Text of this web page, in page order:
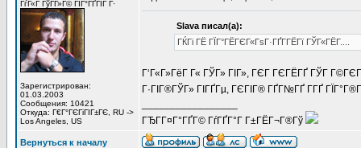
ГѓГ«Г ГўГ­Г»Г© ГІГ°ГҐГЇГ Г·
Зарегистрирован:
01.03.2003
Сообщения: 10421
Откуда: Г€Г°ГЄГіГІГ±ГЄ, RU ->
Los Angeles, US
Slava писал(а):
ГЌГі ГЁ ГЇГ°ГЁГЄГ«ГѕГ·ГҐГ­ГЁГї ГЎГ«ГЁГ­....
Г‘Г«Г»ГёГ Г« ГЎГ» ГІГ», ГЄГ ГЄГЁГҐ ГЎГ
Г·ГІГ®ГЎГ» ГІГҐГµ, ГЄГІГ® ГҐГ№ГҐ Г­ГҐ
ГЂГ­Г¤Г°ГҐГ© ГѓГҐГ°Г Г±ГЁГ¬Г®Гў
Вернуться к началу